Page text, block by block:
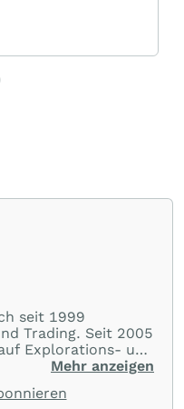
seit 1999
Trading. Seit 2005
Explorations- und
täglich die
aktiv.
Mehr anzeigen